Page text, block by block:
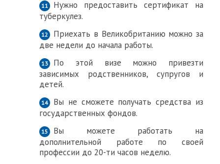
Нужно предоставить сертификат на
туберкулез.
Приехать в Великобританию можно за
две недели до начала работы.
По этой визе можно привезти
зависимых родственников, супругов и
детей.
Вы не сможете получать средства из
государственных фондов.
Вы можете работать на
дополнительной работе по своей
профессии до 20-ти часов неделю.